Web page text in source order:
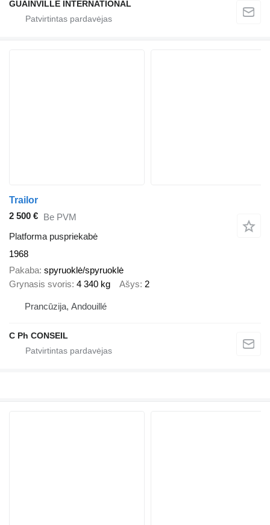
GUAINVILLE INTERNATIONAL
Trailor
2 500 € Be PVM
Platforma puspriekabė
1968
Pakaba spyruoklė/spyruoklė
Grynasis svoris 4 340 kg Ašys 2
Prancūzija, Andouillé
C Ph CONSEIL